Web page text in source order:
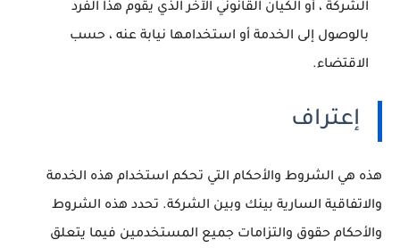
الشركة ، أو الكيان القانوني الآخر الذي يقوم هذا الفرد
بالوصول إلى الخدمة أو استخدامها نيابة عنه ، حسب
الاقتضاء.
إعتراف
هذه هي الشروط والأحكام التي تحكم استخدام هذه الخدمة
والاتفاقية السارية بينك وبين الشركة. تحدد هذه الشروط
والأحكام حقوق والتزامات جميع المستخدمين فيما يتعلق